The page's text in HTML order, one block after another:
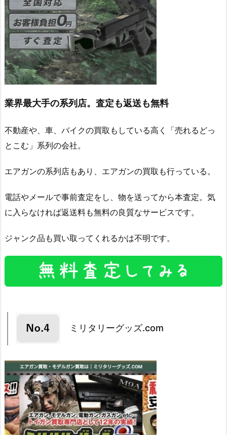
業界最大手の系列店。査定も返送も無料
不動産や、車、バイクの買取もしている高く「売れるどっ
とこむ」系列の会社。
エアガンの系列店もあり、エアガンの買取も行っている。
電話やメールで事前査定をし、物を送ってから本査定。気
に入らなければ返送料も無料の良質なサービスです。
ジャンク品も買い取ってくれるかは不明です。
ミリタリーグッズ.com